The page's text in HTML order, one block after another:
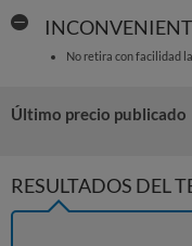
No retira con facilidad
Último precio publicado
RESULTADOS DEL